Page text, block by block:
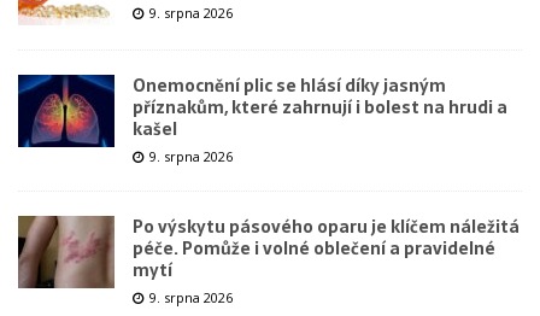
9. srpna 2026
Onemocnění plic se hlásí díky jasným
příznakům, které zahrnují i bolest na hrudi a
kašel
9. srpna 2026
Po výskytu pásového oparu je klíčem náležitá
péče. Pomůže i volné oblečení a pravidelné
mytí
9. srpna 2026